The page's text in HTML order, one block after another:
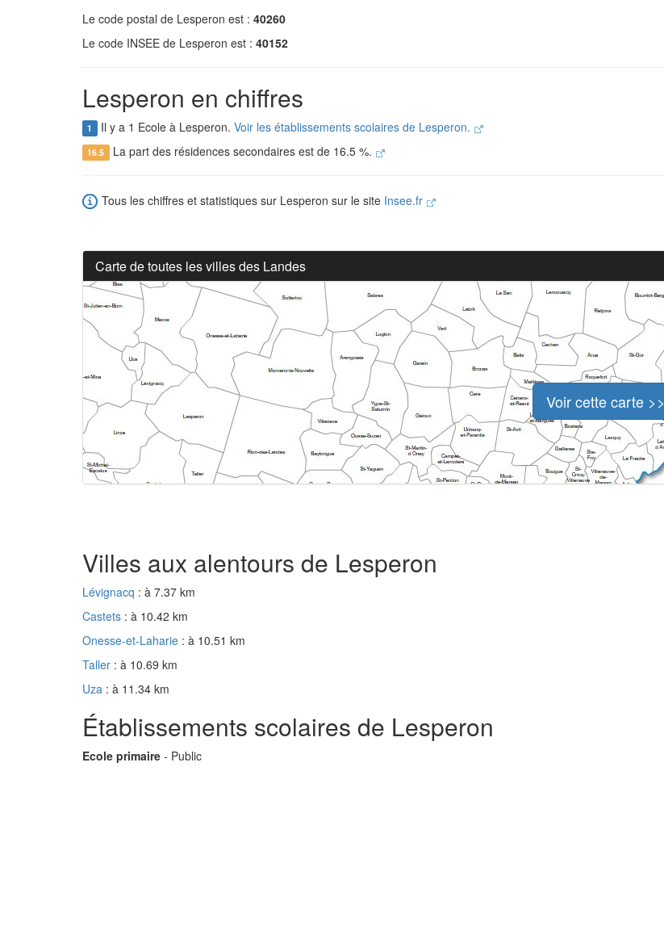
Le code postal de Lesperon est : 40260
Le code INSEE de Lesperon est : 40152
Lesperon en chiffres
1 Il y a 1 Ecole à Lesperon. Voir les établissements scolaires de Lesperon.
16.5 La part des résidences secondaires est de 16.5 %.
Tous les chiffres et statistiques sur Lesperon sur le site Insee.fr
Carte de toutes les villes des Landes
Voir cette carte >>
Villes aux alentours de Lesperon
Lévignacq : à 7.37 km
Castets : à 10.42 km
Onesse-et-Laharie : à 10.51 km
Taller : à 10.69 km
Uza : à 11.34 km
Établissements scolaires de Lesperon
Ecole primaire - Public